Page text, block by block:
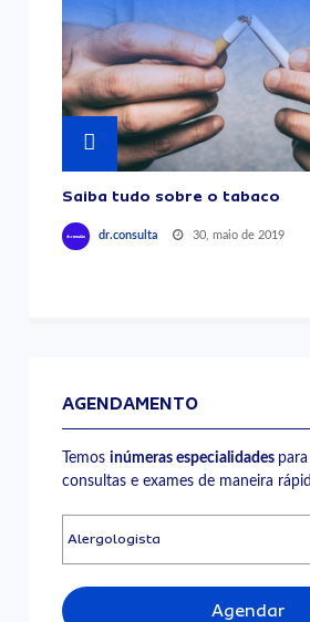
Saiba tudo sobre o tabaco
dr.consulta 30, maio de 2019
AGENDAMENTO
Temosinúmeras especialidades
consultas e exames de maneira
Agendar